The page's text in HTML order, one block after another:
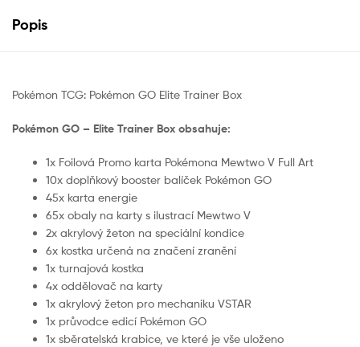
Popis
Pokémon TCG: Pokémon GO Elite Trainer Box
Pokémon GO – Elite Trainer Box obsahuje:
1x Foilová Promo karta Pokémona Mewtwo V Full Art
10x doplňkový booster balíček Pokémon GO
45x karta energie
65x obaly na karty s ilustrací Mewtwo V
2x akrylový žeton na speciální kondice
6x kostka určená na značení zranění
1x turnajová kostka
4x oddělovač na karty
1x akrylový žeton pro mechaniku VSTAR
1x průvodce edicí Pokémon GO
1x sběratelská krabice, ve které je vše uloženo